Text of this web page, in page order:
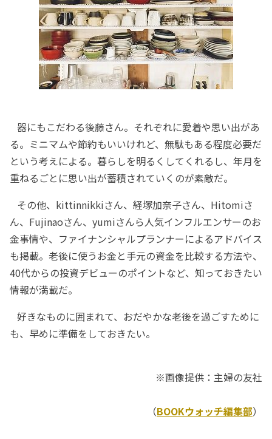
器にもこだわる後藤さん。それぞれに愛着や思い出があ
る。ミニマムや節約もいいけれど、無駄もある程度必要だ
という考えによる。暮らしを明るくしてくれるし、年月を
重ねるごとに思い出が蓄積されていくのが素敵だ。
その他、kittinnikkiさん、経塚加奈子さん、Hitomiさ
ん、Fujinaoさん、yumiさんら人気インフルエンサーのお
金事情や、ファイナンシャルプランナーによるアドバイス
も掲載。老後に使うお金と手元の資金を比較する方法や、
40代からの投資デビューのポイントなど、知っておきたい
情報が満載だ。
好きなものに囲まれて、おだやかな老後を過ごすために
も、早めに準備をしておきたい。
※画像提供：主婦の友社
（BOOKウォッチ編集部）